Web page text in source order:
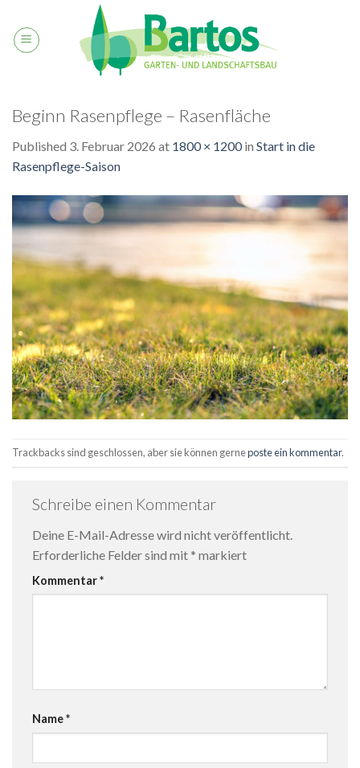
content
Beginn Rasenpflege – Rasenfläche
Published 3. Februar 2026 at 1800 × 1200in Start in die
Rasenpflege-Saison
Trackbacks sind geschlossen, aber sie können gerneposte ein kommentar.
Schreibe einen Kommentar
Deine E-Mail-Adresse wird nicht veröffentlicht.
Erforderliche Felder sind mit * markiert
Kommentar*
Name*